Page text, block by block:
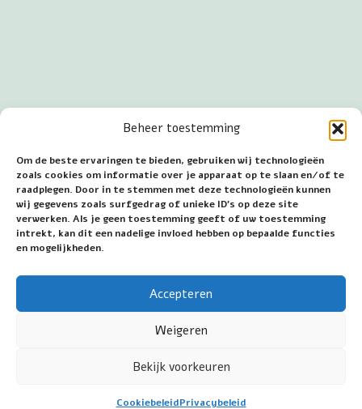
Beheer toestemming
Om de beste ervaringen te bieden, gebruiken wij technologieën
zoals cookies om informatie over je apparaat op te slaan en/of te
raadplegen. Door in te stemmen met deze technologieën kunnen
wij gegevens zoals surfgedrag of unieke ID's op deze site
verwerken. Als je geen toestemming geeft of uw toestemming
intrekt, kan dit een nadelige invloed hebben op bepaalde functies
en mogelijkheden.
Accepteren
Weigeren
Bekijk voorkeuren
CookiebeleidPrivacybeleid
Datum eerste publicatie: 19 oktober 2025